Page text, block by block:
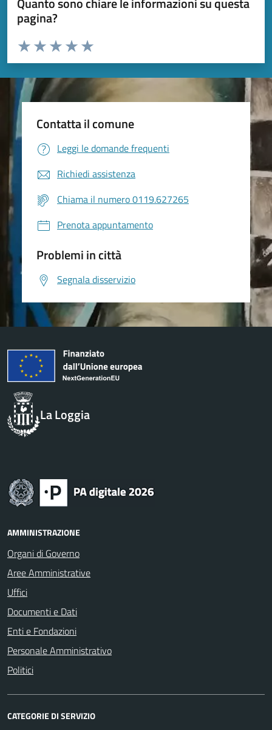
pagina?
Valuta da 1 a 5 stelle la pagina
Valuta 5 stelle su 5
Valuta 4 stelle su 5
Valuta 3 stelle su 5
Valuta 2 stelle su 5
Valuta 1 stelle su 5
Contatta il comune
Leggi le domande frequenti
Richiedi assistenza
Chiama il numero 0119.627265
Prenota appuntamento
Problemi in città
Segnala disservizio
La Loggia
AMMINISTRAZIONE
Organi di Governo
Aree Amministrative
Uffici
Documenti e Dati
Enti e Fondazioni
Personale Amministrativo
Politici
CATEGORIE DI SERVIZIO